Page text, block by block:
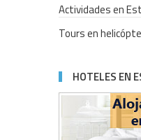
Actividades en
Tours en
HOTELES EN